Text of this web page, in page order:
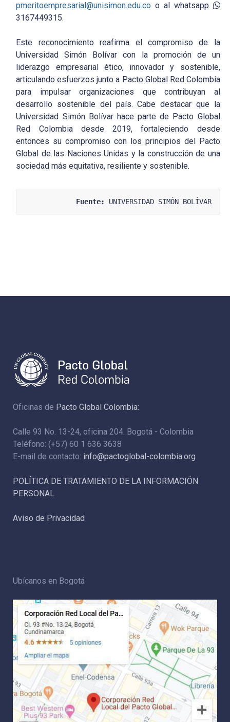
pmeritoempresarial@unisimon.edu.co o al whatsapp
3167449315.
Este reconocimiento reafirma el compromiso de la
Universidad Simón Bolívar con la promoción de un
liderazgo empresarial ético, innovador y sostenible,
articulando esfuerzos junto a Pacto Global Red Colombia
para impulsar organizaciones que contribuyan al
desarrollo sostenible del país. Cabe destacar que la
Universidad Simón Bolívar hace parte de Pacto Global
Red Colombia desde 2019, fortaleciendo desde
entonces su compromiso con los principios del Pacto
Global de las Naciones Unidas y la construcción de una
sociedad más equitativa, resiliente y sostenible.
Fuente: UNIVERSIDAD SIMÓN BOLÍVAR
Oficinas de Pacto Global Colombia:
Calle 93 No. 13-24, oficina 204. Bogotá - Colombia
Teléfono: (+57) 60 1 636 3638
E-mail de contacto: info@pactoglobal-colombia.org
POLÍTICA DE TRATAMIENTO DE LA INFORMACIÓN
PERSONAL
Aviso de Privacidad
Ubícanos en Bogotá